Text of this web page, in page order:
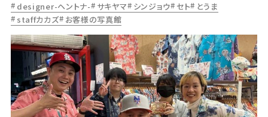
designer-ヘントナ-
サキヤマ シンジョウ セト
とうま
staffカカズ
お客様の写真館